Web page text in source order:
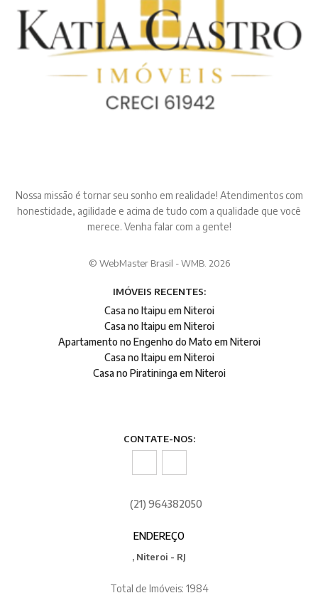
Nossa missão é tornar seu sonho em realidade! Atendimentos com
honestidade, agilidade e acima de tudo com a qualidade que você
merece. Venha falar com a gente!
© WebMaster Brasil - WMB. 2026
IMÓVEIS RECENTES:
Casa no Itaipu em Niteroi
Casa no Itaipu em Niteroi
Apartamento no Engenho do Mato em Niteroi
Casa no Itaipu em Niteroi
Casa no Piratininga em Niteroi
CONTATE-NOS:
(21) 964382050
ENDEREÇO
, Niteroi - RJ
Total de Imóveis: 1984